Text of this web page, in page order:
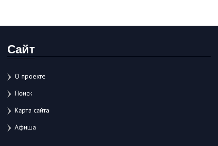
Сайт
О проекте
Поиск
Карта сайта
Афиша